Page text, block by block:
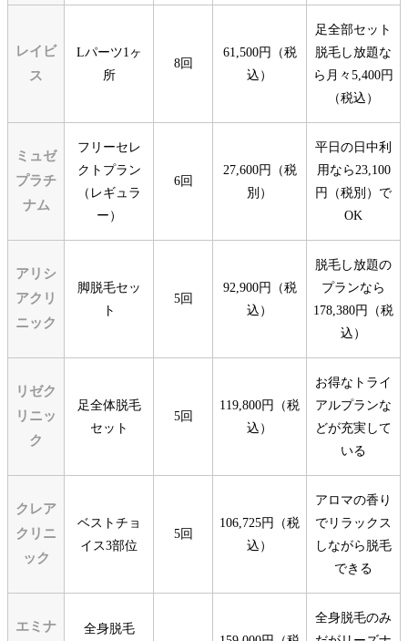
レイビ
ス
Lパーツ1ヶ
所
8回
61,500円（税
込）
足全部セット
脱毛し放題な
ら月々5,400円
（税込）
ミュゼ
プラチ
ナム
フリーセレ
クトプラン
（レギュラ
ー）
6回
27,600円（税
別）
平日の日中利
用なら23,100
円（税別）で
OK
アリシ
アクリ
ニック
脚脱毛セッ
ト
5回
92,900円（税
込）
脱毛し放題の
プランなら
178,380円（税
込）
リゼク
リニッ
ク
足全体脱毛
セット
5回
119,800円（税
込）
お得なトライ
アルプランな
どが充実して
いる
クレア
クリニ
ック
ベストチョ
イス3部位
5回
106,725円（税
込）
アロマの香り
でリラックス
しながら脱毛
できる
エミナ
全身脱毛
全身脱毛のみ